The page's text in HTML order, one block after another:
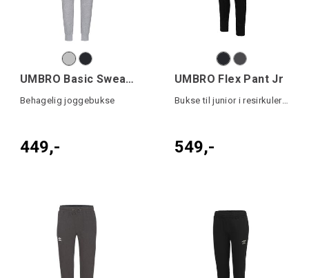
UMBRO Basic Sweat Pant
Behagelig joggebukse
449,-
UMBRO Flex Pant Jr
Bukse til junior i resirkulert polyester
549,-